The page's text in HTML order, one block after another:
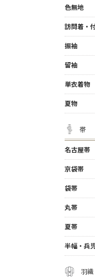
色無地
訪問着・
振袖
留袖
単衣着物
夏物
帯
名古屋帯
京袋帯
袋帯
丸帯
夏帯
半幅・兵
羽織